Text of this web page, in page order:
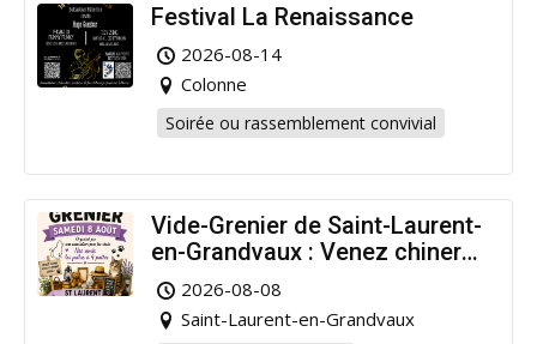
Festival La Renaissance
2026-08-14
Colonne
Soirée ou rassemblement convivial
Vide-Grenier de Saint-Laurent-
en-Grandvaux : Venez chiner
pour la bonne cause !
2026-08-08
Saint-Laurent-en-Grandvaux